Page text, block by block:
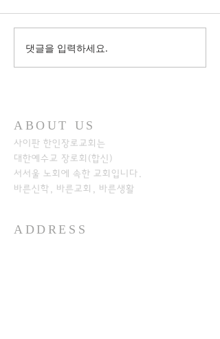
댓글을 입력하세요.
ABOUT US
사이판 한인장로교회는
대한예수교 장로회(합신)
서서울 노회에 속한 교회입니다.
바른신학, 바른교회, 바른생활
ADDRESS